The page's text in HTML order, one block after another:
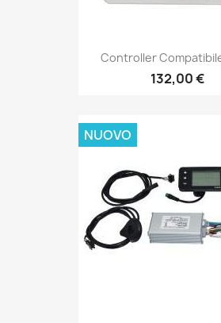
Controller
132,00 €
NUOVO